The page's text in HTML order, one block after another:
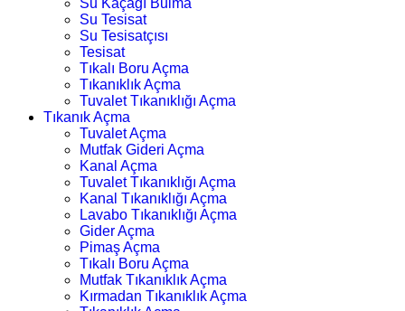
Su Kaçağı Bulma
Su Tesisat
Su Tesisatçısı
Tesisat
Tıkalı Boru Açma
Tıkanıklık Açma
Tuvalet Tıkanıklığı Açma
Tıkanık Açma
Tuvalet Açma
Mutfak Gideri Açma
Kanal Açma
Tuvalet Tıkanıklığı Açma
Kanal Tıkanıklığı Açma
Lavabo Tıkanıklığı Açma
Gider Açma
Pimaş Açma
Tıkalı Boru Açma
Mutfak Tıkanıklık Açma
Kırmadan Tıkanıklık Açma